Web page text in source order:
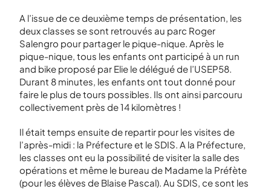
A l’issue de ce deuxième temps de présentation, les
deux classes se sont retrouvés au parc Roger
Salengro pour partager le pique-nique. Après le
pique-nique, tous les enfants ont participé à un run
and bike proposé par Elie le délégué de l’USEP58.
Durant 8 minutes, les enfants ont tout donné pour
faire le plus de tours possibles. Ils ont ainsi parcouru
collectivement près de 14 kilomètres !
Il était temps ensuite de repartir pour les visites de
l’après-midi : la Préfecture et le SDIS. A la Préfecture,
les classes ont eu la possibilité de visiter la salle des
opérations et même le bureau de Madame la Préfète
(pour les élèves de Blaise Pascal). Au SDIS, ce sont les